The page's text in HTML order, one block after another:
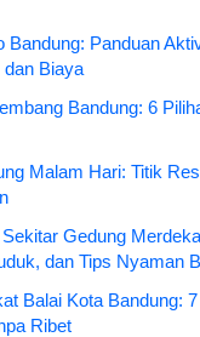
Bandung: Panduan
dan Biaya
Bandung: 6
Malam Hari: Titik
Gedung
dan Tips Nyaman
Balai Kota Bandung:
Ribet